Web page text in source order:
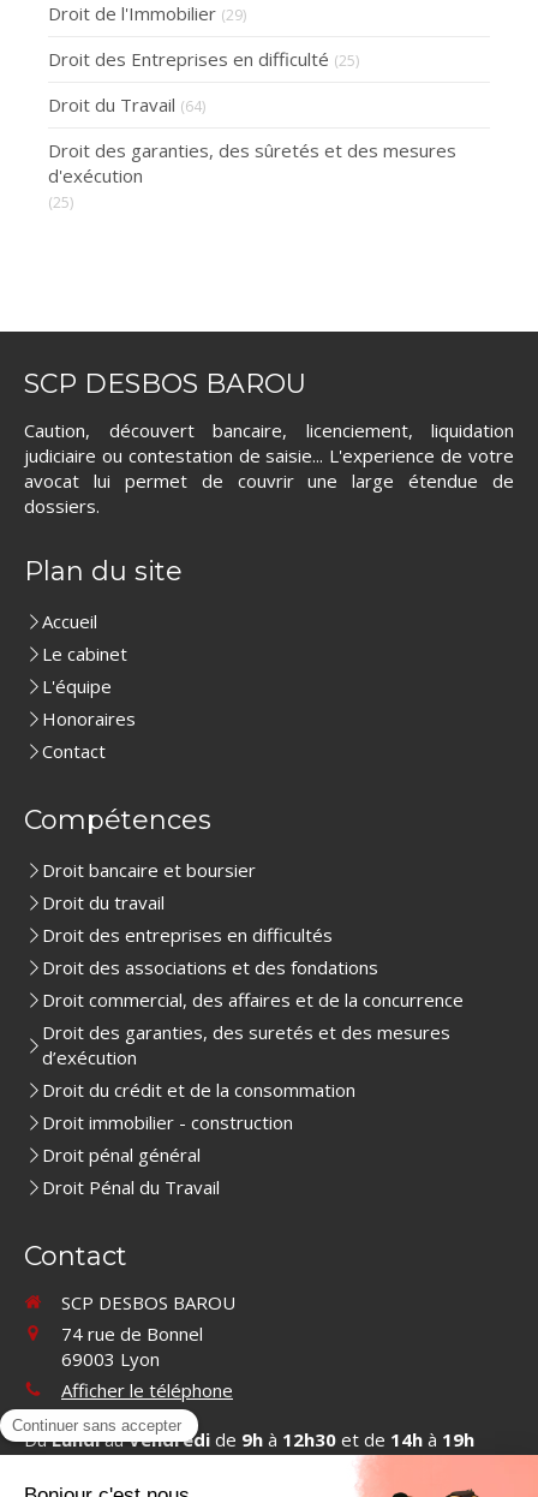
Droit de l'Immobilier (29)
Droit des Entreprises en difficulté (25)
Droit du Travail (64)
Droit des garanties, des sûretés et des mesures
d'exécution
(25)
SCP DESBOS BAROU
Caution, découvert bancaire, licenciement, liquidation
judiciaire ou contestation de saisie... L'experience de votre
avocat lui permet de couvrir une large étendue de
dossiers.
Plan du site
Accueil
Le cabinet
L'équipe
Honoraires
Contact
Compétences
Droit bancaire et boursier
Droit du travail
Droit des entreprises en difficultés
Droit des associations et des fondations
Droit commercial, des affaires et de la concurrence
Droit des garanties, des suretés et des mesures
d’exécution
Droit du crédit et de la consommation
Droit immobilier - construction
Droit pénal général
Droit Pénal du Travail
Contact
SCP DESBOS BAROU
74 rue de Bonnel
69003 Lyon
Afficher le téléphone
DuLundiauVendredi de 9h à 12h30 et de 14h à 19h